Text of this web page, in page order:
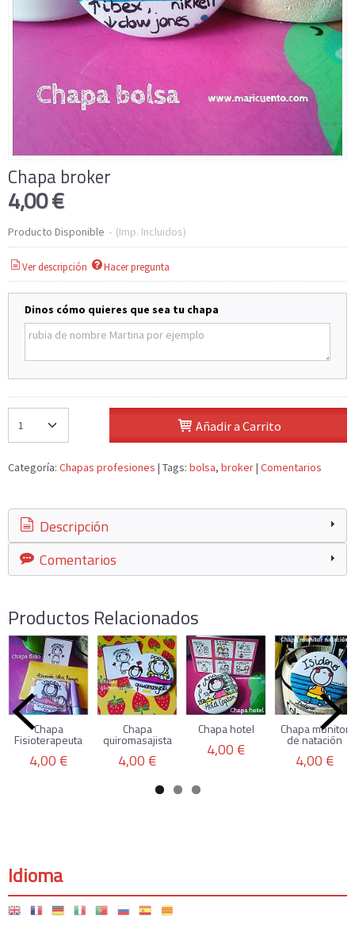
Idioma
Chapa broker
4,00 €
Producto Disponible - (Imp. Incluidos)
Ver descripción Hacer pregunta
Dinos cómo quieres que sea tu chapa
Añadir a Carrito
Categoría: Chapas profesiones | Tags: bolsa broker| Comentarios
Descripción
Comentarios
Productos Relacionados
Chapa
Fisioterapeuta
4,00 €
Chapa
quiromasajista
4,00 €
Chapa hotel
4,00 €
Chapa monitor
de natación
4,00 €